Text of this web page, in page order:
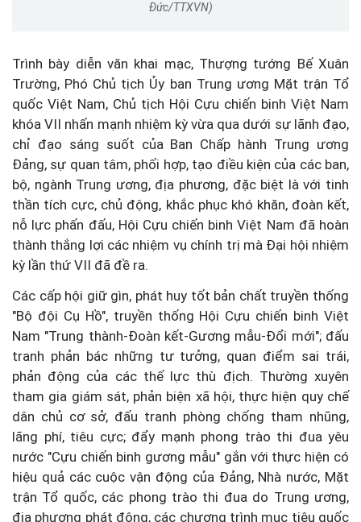
Đức/TTXVN)
Trình bày diễn văn khai mạc, Thượng tướng Bế Xuân
Trường, Phó Chủ tịch Ủy ban Trung ương Mặt trận Tổ
quốc Việt Nam, Chủ tịch Hội Cựu chiến binh Việt Nam
khóa VII nhấn mạnh nhiệm kỳ vừa qua dưới sự lãnh đạo,
chỉ đạo sáng suốt của Ban Chấp hành Trung ương
Đảng, sự quan tâm, phối hợp, tạo điều kiện của các ban,
bộ, ngành Trung ương, địa phương, đặc biệt là với tinh
thần tích cực, chủ động, khắc phục khó khăn, đoàn kết,
nỗ lực phấn đấu, Hội Cựu chiến binh Việt Nam đã hoàn
thành thắng lợi các nhiệm vụ chính trị mà Đại hội nhiệm
kỳ lần thứ VII đã đề ra.
Các cấp hội giữ gìn, phát huy tốt bản chất truyền thống
"Bộ đội Cụ Hồ", truyền thống Hội Cựu chiến binh Việt
Nam "Trung thành-Đoàn kết-Gương mẫu-Đổi mới"; đấu
tranh phản bác những tư tưởng, quan điểm sai trái,
phản động của các thế lực thù địch. Thường xuyên
tham gia giám sát, phản biện xã hội, thực hiện quy chế
dân chủ cơ sở, đấu tranh phòng chống tham nhũng,
lãng phí, tiêu cực; đẩy mạnh phong trào thi đua yêu
nước "Cựu chiến binh gương mẫu" gắn với thực hiện có
hiệu quả các cuộc vận động của Đảng, Nhà nước, Mặt
trận Tổ quốc, các phong trào thi đua do Trung ương,
địa phương phát động, các chương trình mục tiêu quốc